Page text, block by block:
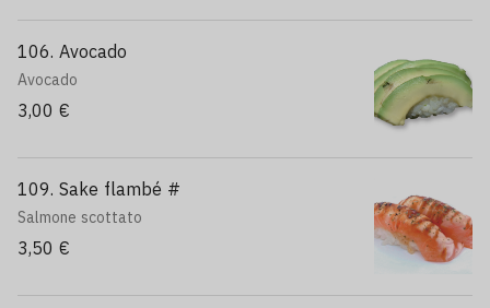
106. Avocado
Avocado
3,00 €
109. Sake flambé #
Salmone scottato
3,50 €